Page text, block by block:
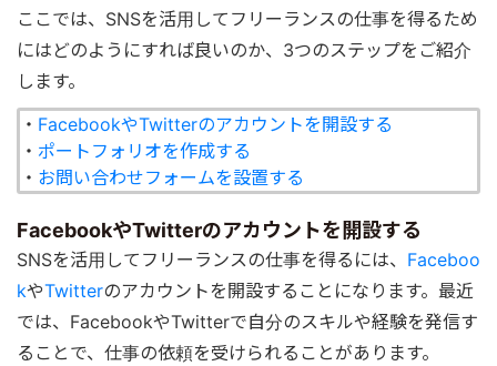
ここでは、SNSを活用してフリーランスの仕事を得るため
にはどのようにすれば良いのか、3つのステップをご紹介
します。
・ FacebookやTwitterのアカウントを開設する
・ ポートフォリオを作成する
・ お問い合わせフォームを設置する
FacebookやTwitterのアカウントを開設する
SNSを活用してフリーランスの仕事を得るには、 Faceboo
kやTwitterのアカウントを開設することになります。最近
では、FacebookやTwitterで自分のスキルや経験を発信す
ることで、仕事の依頼を受けられることがあります。